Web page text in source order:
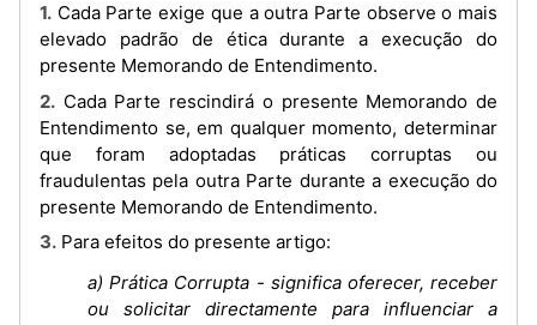
1. Cada Parte exige que a outra Parte observe o mais
elevado padrão de ética durante a execução do
presente Memorando de Entendimento.
2. Cada Parte rescindirá o presente Memorando de
Entendimento se, em qualquer momento, determinar
que foram adoptadas práticas corruptas ou
fraudulentas pela outra Parte durante a execução do
presente Memorando de Entendimento.
3. Para efeitos do presente artigo:
a) Prática Corrupta - significa oferecer, receber
ou solicitar directamente para influenciar a